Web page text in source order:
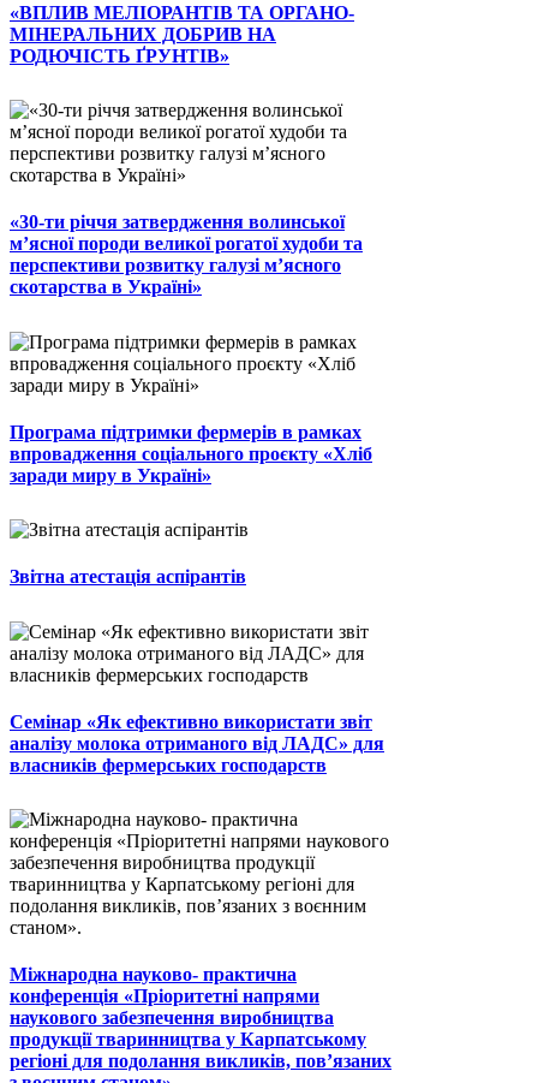
«ВПЛИВ МЕЛІОРАНТІВ ТА ОРГАНО-
МІНЕРАЛЬНИХ ДОБРИВ НА
РОДЮЧІСТЬ ҐРУНТІВ»
«30-ти річчя затвердження волинської
м’ясної породи великої рогатої худоби та
перспективи розвитку галузі м’ясного
скотарства в Україні»
Програма підтримки фермерів в рамках
впровадження соціального проєкту «Хліб
заради миру в Україні»
Звітна атестація аспірантів
Семінар «Як ефективно використати звіт
аналізу молока отриманого від ЛАДС» для
власників фермерських господарств
Міжнародна науково- практична
конференція «Пріоритетні напрями
наукового забезпечення виробництва
продукції тваринництва у Карпатському
регіоні для подолання викликів, пов’язаних